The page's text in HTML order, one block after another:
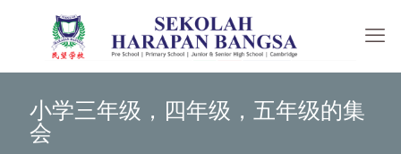
小学三年级，四年级，五年级的集
会